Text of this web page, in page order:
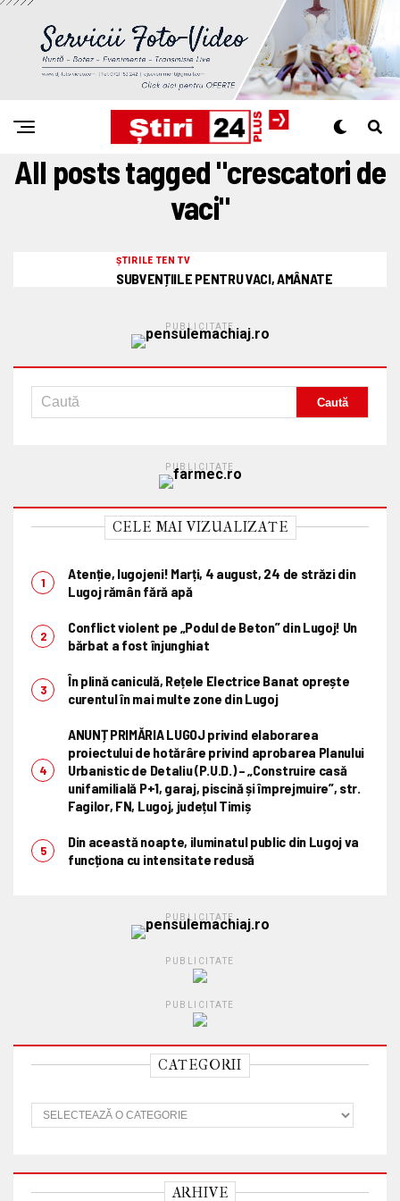
All posts tagged "crescatori de
vaci"
ȘTIRILE TEN TV
SUBVENȚIILE PENTRU VACI, AMÂNATE
PUBLICITATE
PUBLICITATE
CELE MAI VIZUALIZATE
Atenție, lugojeni! Marți, 4 august, 24 de străzi din
Lugoj rămân fără apă
Conflict violent pe „Podul de Beton” din Lugoj! Un
bărbat a fost înjunghiat
În plină caniculă, Rețele Electrice Banat oprește
curentul în mai multe zone din Lugoj
ANUNȚ PRIMĂRIA LUGOJ privind elaborarea
proiectului de hotărâre privind aprobarea Planului
Urbanistic de Detaliu (P.U.D.) – „Construire casă
unifamilială P+1, garaj, piscină și împrejmuire”, str.
Fagilor, FN, Lugoj, județul Timiș
Din această noapte, iluminatul public din Lugoj va
funcționa cu intensitate redusă
PUBLICITATE
PUBLICITATE
PUBLICITATE
CATEGORII
C
a
r
ARHIVE